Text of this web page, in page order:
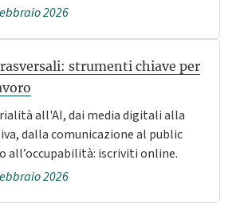
2026
strumenti chiave per
all'AI, dai media digitali alla
dalla comunicazione al public
all’occupabilità: iscriviti online.
2026